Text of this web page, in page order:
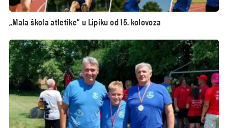
„Mala škola atletike“ u Lipiku od 15. kolovoza